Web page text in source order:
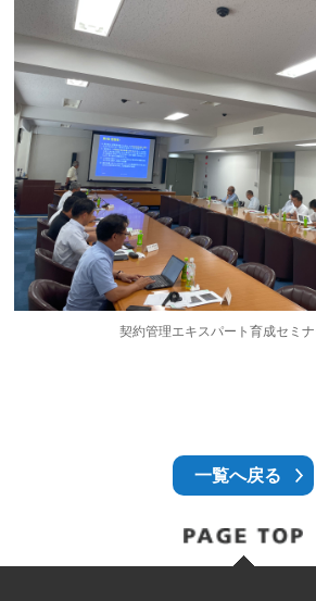
契約管理エキスパート育成セミ
一覧へ戻る